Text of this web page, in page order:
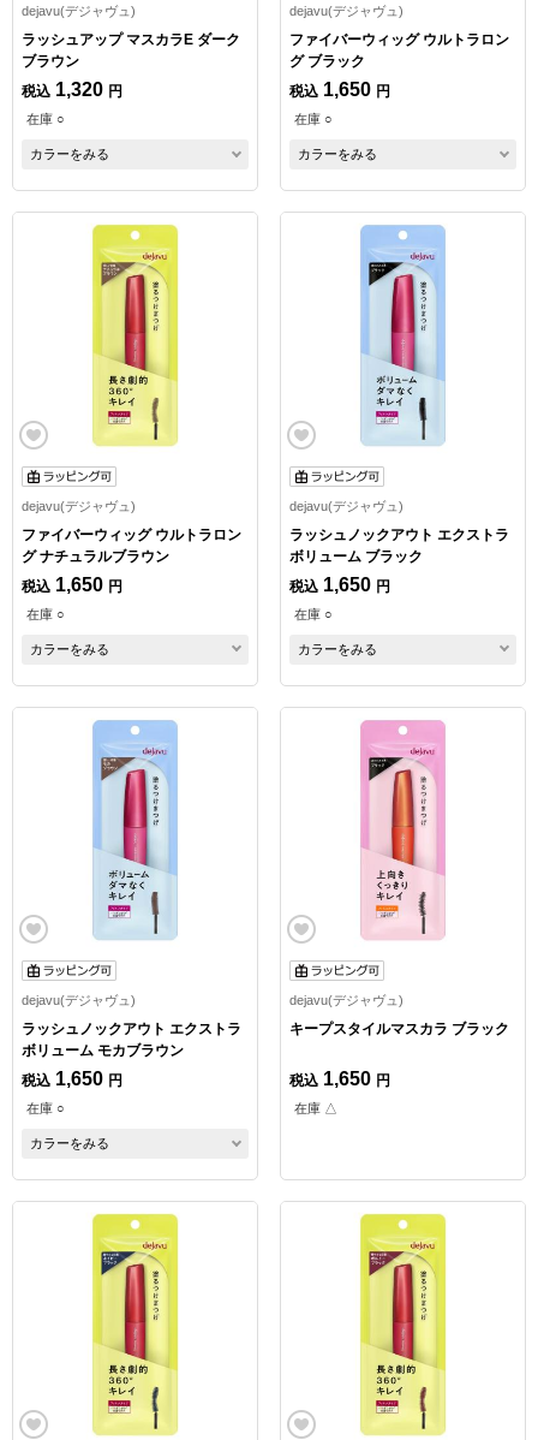
dejavu(デジャヴュ)
ラッシュアップ マスカラE ダーク
ブラウン
税込 1,320 円
在庫 ○
カラーをみる
dejavu(デジャヴュ)
ファイバーウィッグ ウルトラロン
グ ブラック
税込 1,650 円
在庫 ○
カラーをみる
dejavu(デジャヴュ)
ファイバーウィッグ ウルトラロン
グ ナチュラルブラウン
税込 1,650 円
在庫 ○
カラーをみる
dejavu(デジャヴュ)
ラッシュノックアウト エクストラ
ボリューム ブラック
税込 1,650 円
在庫 ○
カラーをみる
dejavu(デジャヴュ)
ラッシュノックアウト エクストラ
ボリューム モカブラウン
税込 1,650 円
在庫 ○
カラーをみる
dejavu(デジャヴュ)
キープスタイルマスカラ ブラック
税込 1,650 円
在庫 △